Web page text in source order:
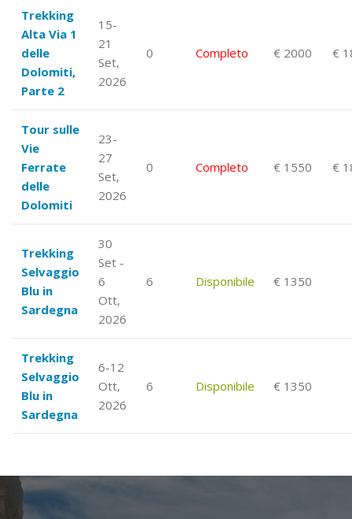
Trekking
Alta Via 1
delle
Dolomiti,
Parte 2
15-
21
Set,
2026
0 Completo € 2000 €
Tour sulle
Vie
Ferrate
delle
Dolomiti
23-
27
Set,
2026
0 Completo € 1550 €
Trekking
Selvaggio
Blu in
Sardegna
30
Set -
6
Ott,
2026
6 Disponibile € 1350
Trekking
Selvaggio
Blu in
Sardegna
6-12
Ott,
2026
6 Disponibile € 1350